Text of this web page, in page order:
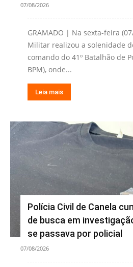
07/08/2026
GRAMADO | Na sexta-feira
Militar realizou a solenidade
comando do 41º Batalhão de
BPM), onde...
Leia mais
Polícia Civil de Canela
de busca em
se passava por policial
07/08/2026